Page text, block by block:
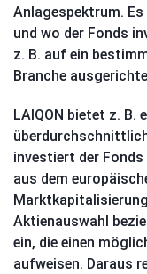
Anlagespektrum.
und wo der Fonds
z. B. auf ein
Branche
LAIQON bietet z. B.
investiert der
aus dem
Aktienauswahl
ein, die einen
aufweisen. Daraus